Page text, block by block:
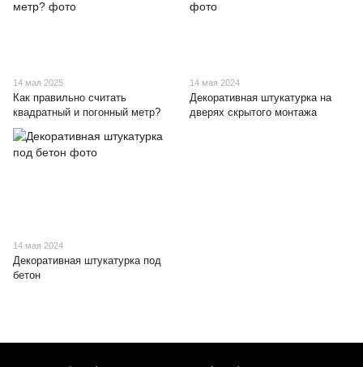
14 мая 2025
Как правильно считать
квадратный и погонный метр?
14 мая 2024
Декоративная штукатурка на
дверях скрытого монтажа
14 мая 2024
Декоративная штукатурка под
бетон